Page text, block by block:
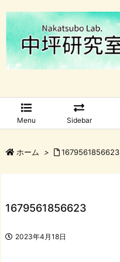
Menu Sidebar
ホーム > 1679561856623
1679561856623
2023年4月18日